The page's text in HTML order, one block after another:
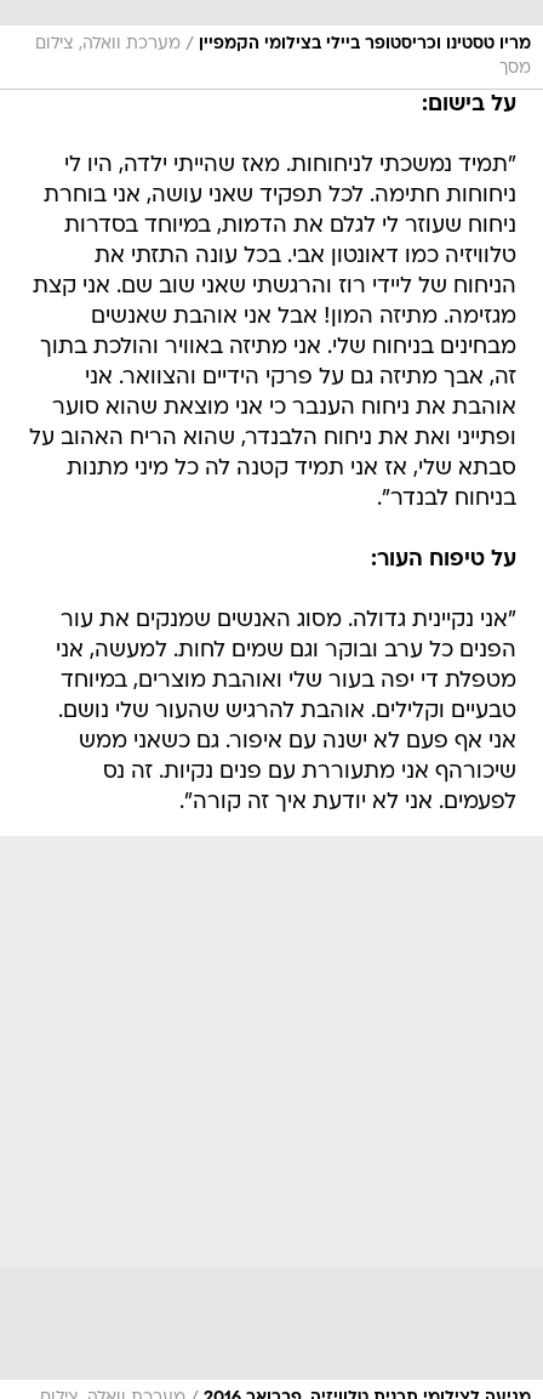
מריו טסטינו וכריסטופר ביילי בצילומי הקמפיין / מערכת וואלה, צילום
מסך
על בישום:
"תמיד נמשכתי לניחוחות. מאז שהייתי ילדה, היו לי
ניחוחות חתימה. לכל תפקיד שאני עושה, אני בוחרת
ניחוח שעוזר לי לגלם את הדמות, במיוחד בסדרות
טלוויזיה כמו דאונטון אבי. בכל עונה התזתי את
הניחוח של ליידי רוז והרגשתי שאני שוב שם. אני קצת
מגזימה. מתיזה המון! אבל אני אוהבת שאנשים
מבחינים בניחוח שלי. אני מתיזה באוויר והולכת בתוך
זה, אבך מתיזה גם על פרקי הידיים והצוואר. אני
אוהבת את ניחוח הענבר כי אני מוצאת שהוא סוער
ופתייני ואת את ניחוח הלבנדר, שהוא הריח האהוב על
סבתא שלי, אז אני תמיד קטנה לה כל מיני מתנות
בניחוח לבנדר".
על טיפוח העור:
"אני נקיינית גדולה. מסוג האנשים שמנקים את עור
הפנים כל ערב ובוקר וגם שמים לחות. למעשה, אני
מטפלת די יפה בעור שלי ואוהבת מוצרים, במיוחד
טבעיים וקלילים. אוהבת להרגיש שהעור שלי נושם.
אני אף פעם לא ישנה עם איפור. גם כשאני ממש
שיכורהף אני מתעוררת עם פנים נקיות. זה נס
לפעמים. אני לא יודעת איך זה קורה".